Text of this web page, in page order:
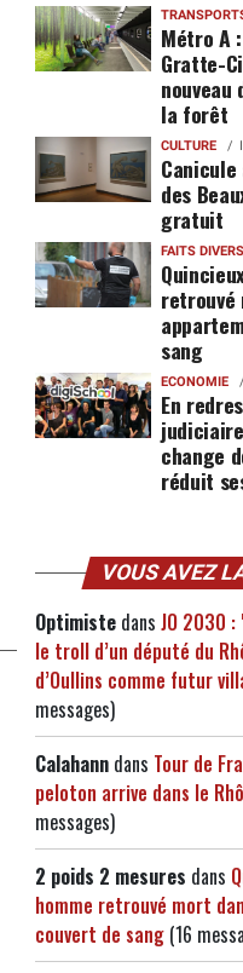
Métro A
Gratte-
nouveau
la forêt
CULTURE
Canicule
des
gratuit
FAITS DIVERS
retrouvé
sang
ECONOMIE
En
change
réduit
VOUS AVEZ
Optimiste dans JO 2030
le troll d’un député du
d’Oullins comme futur
messages)
Calahann dans Tour de
peloton arrive dans le
messages)
2 poids 2 mesures dans
homme retrouvé mort
couvert de sang (16